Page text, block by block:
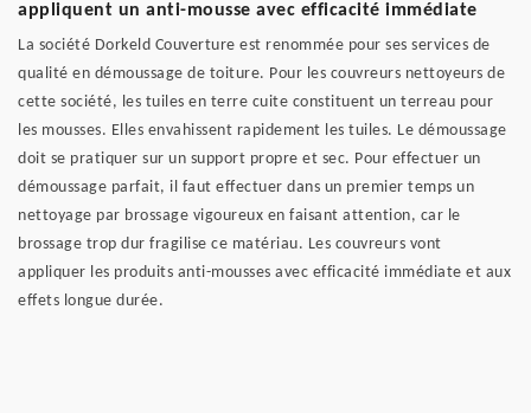
appliquent un anti-mousse avec efficacité immédiate
La société Dorkeld Couverture est renommée pour ses services de
qualité en démoussage de toiture. Pour les couvreurs nettoyeurs de
cette société, les tuiles en terre cuite constituent un terreau pour
les mousses. Elles envahissent rapidement les tuiles. Le démoussage
doit se pratiquer sur un support propre et sec. Pour effectuer un
démoussage parfait, il faut effectuer dans un premier temps un
nettoyage par brossage vigoureux en faisant attention, car le
brossage trop dur fragilise ce matériau. Les couvreurs vont
appliquer les produits anti-mousses avec efficacité immédiate et aux
effets longue durée.